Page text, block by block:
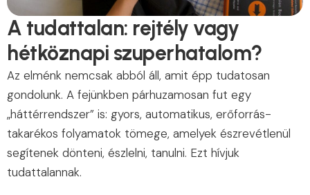
A tudattalan: rejtély vagy
hétköznapi szuperhatalom?
Az elménk nemcsak abból áll, amit épp tudatosan
gondolunk. A fejünkben párhuzamosan fut egy
„háttérrendszer” is: gyors, automatikus, erőforrás-
takarékos folyamatok tömege, amelyek észrevétlenül
segítenek dönteni, észlelni, tanulni. Ezt hívjuk
tudattalannak.